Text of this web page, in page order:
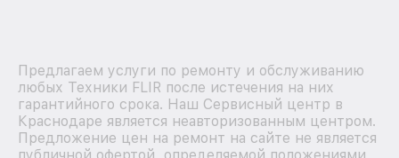
Предлагаем услуги по ремонту и обслуживанию
любых Техники FLIR после истечения на них
гарантийного срока. Наш Сервисный центр в
Краснодаре является неавторизованным центром.
Предложение цен на ремонт на сайте не является